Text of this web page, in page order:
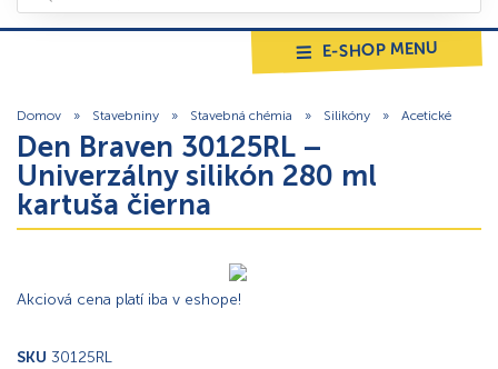
E-SHOP MENU
Domov » Stavebniny » Stavebná chémia » Silikóny » Acetické
Den Braven 30125RL –
Univerzálny silikón 280 ml
kartuša čierna
Akciová cena platí iba v eshope!
SKU 30125RL